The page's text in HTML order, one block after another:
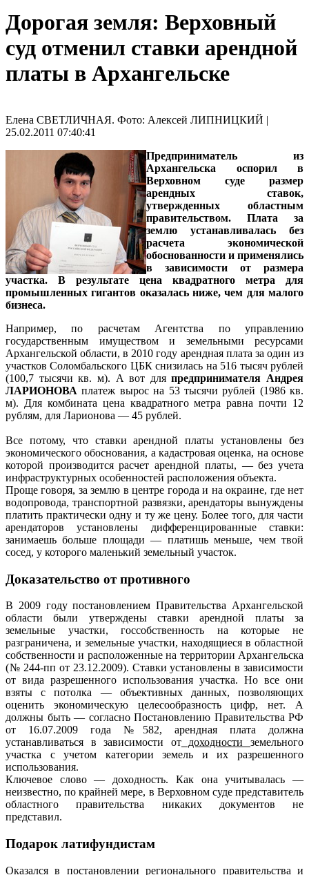
Дорогая земля: Верховный
суд отменил ставки арендной
платы в Архангельске
Елена СВЕТЛИЧНАЯ. Фото: Алексей ЛИПНИЦКИЙ |
25.02.2011 07:40:41
Предприниматель из
Архангельска оспорил в
Верховном суде размер
арендных ставок,
утвержденных областным
правительством. Плата за
землю устанавливалась без
расчета экономической
обоснованности и применялись
в зависимости от размера
участка. В результате цена квадратного метра для
промышленных гигантов оказалась ниже, чем для малого
бизнеса.
Например, по расчетам Агентства по управлению
государственным имуществом и земельными ресурсами
Архангельской области, в 2010 году арендная плата за один из
участков Соломбальского ЦБК снизилась на 516 тысяч рублей
(100,7 тысячи кв. м). А вот дляпредпринимателя Андрея
ЛАРИОНОВА платеж вырос на 53 тысячи рублей (1986 кв.
м). Для комбината цена квадратного метра равна почти 12
рублям, для Ларионова — 45 рублей.
Все потому, что ставки арендной платы установлены без
экономического обоснования, а кадастровая оценка, на основе
которой производится расчет арендной платы, — без учета
инфраструктурных особенностей расположения объекта.
Проще говоря, за землю в центре города и на окраине, где нет
водопровода, транспортной развязки, арендаторы вынуждены
платить практически одну и ту же цену. Более того, для части
арендаторов установлены дифференцированные ставки:
занимаешь больше площади — платишь меньше, чем твой
сосед, у которого маленький земельный участок.
Доказательство от противного
В 2009 году постановлением Правительства Архангельской
области были утверждены ставки арендной платы за
земельные участки, госсобственность на которые не
разграничена, и земельные участки, находящиеся в областной
собственности и расположенные на территории Архангельска
(№ 244-пп от 23.12.2009). Ставки установлены в зависимости
от вида разрешенного использования участка. Но все они
взяты с потолка — объективных данных, позволяющих
оценить экономическую целесообразность цифр, нет. А
должны быть — согласно Постановлению Правительства РФ
от 16.07.2009 года №582, арендная плата должна
устанавливаться в зависимости отдоходностиземельного
участка с учетом категории земель и их разрешенного
использования.
Ключевое слово — доходность. Как она учитывалась —
неизвестно, по крайней мере, в Верховном суде представитель
областного правительства никаких документов не
представил.
Подарок латифундистам
Оказался в постановлении регионального правительства и